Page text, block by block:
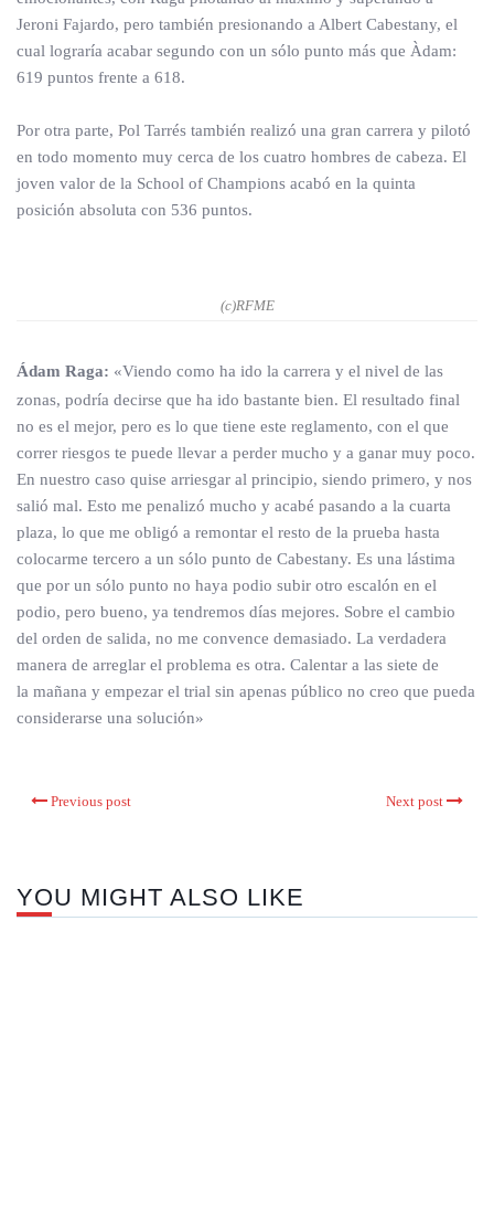
Jeroni Fajardo, pero también presionando a Albert Cabestany, el
cual lograría acabar segundo con un sólo punto más que Àdam:
619 puntos frente a 618.
Por otra parte, Pol Tarrés también realizó una gran carrera y pilotó
en todo momento muy cerca de los cuatro hombres de cabeza. El
joven valor de la School of Champions acabó en la quinta
posición absoluta con 536 puntos.
(c)RFME
Ádam Raga: «Viendo como ha ido la carrera y el nivel de las
zonas, podría decirse que ha ido bastante bien. El resultado final
no es el mejor, pero es lo que tiene este reglamento, con el que
correr riesgos te puede llevar a perder mucho y a ganar muy poco.
En nuestro caso quise arriesgar al principio, siendo primero, y nos
salió mal. Esto me penalizó mucho y acabé pasando a la cuarta
plaza, lo que me obligó a remontar el resto de la prueba hasta
colocarme tercero a un sólo punto de Cabestany. Es una lástima
que por un sólo punto no haya podio subir otro escalón en el
podio, pero bueno, ya tendremos días mejores. Sobre el cambio
del orden de salida, no me convence demasiado. La verdadera
manera de arreglar el problema es otra. Calentar a las siete de
la mañana y empezar el trial sin apenas público no creo que pueda
considerarse una solución»
Previous post Next post
YOU MIGHT ALSO LIKE